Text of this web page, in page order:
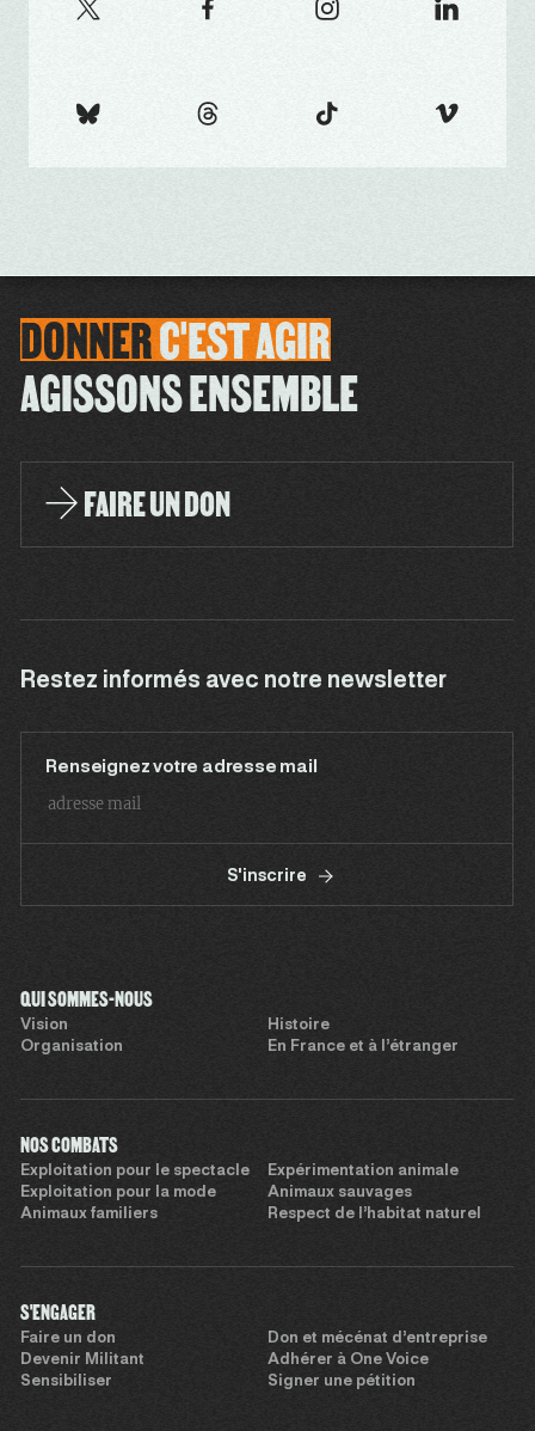
DONNERC'ESTAGIR
AGISSONS ENSEMBLE
FAIRE UN DON
Restez informés avec notre newsletter
Renseignez votre adresse mail
S'inscrire
QUI SOMMES-NOUS
Vision
Histoire
Organisation
En France et à l’étranger
NOS COMBATS
Exploitation pour le spectacle
Expérimentation animale
Exploitation pour la mode
Animaux sauvages
Animaux familiers
Respect de l’habitat naturel
S'ENGAGER
Faire un don
Don et mécénat d’entreprise
Devenir Militant
Adhérer à One Voice
Sensibiliser
Signer une pétition